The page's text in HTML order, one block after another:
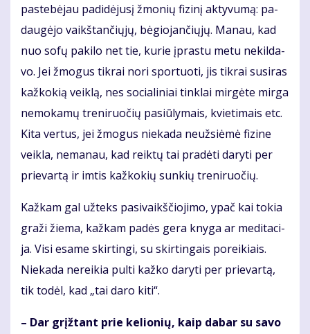
pa­ste­bė­jau pa­di­dė­ju­sį žmo­nių fi­zi­nį ak­ty­vu­mą: pa­
dau­gė­jo vaikš­tan­čių­jų, bė­gio­jan­čių­jų. Ma­nau, kad
nuo so­fų pa­ki­lo net tie, ku­rie įpras­tu me­tu ne­kil­da­
vo. Jei žmo­gus tik­rai no­ri spor­tuo­ti, jis tik­rai su­si­ras
kaž­ko­kią veik­lą, nes so­cia­li­niai tin­klai mir­gė­te mir­ga
ne­mo­ka­mų tre­ni­ruo­čių pa­siū­ly­mais, kvie­ti­mais etc.
Ki­ta ver­tus, jei žmo­gus nie­ka­da ne­už­si­ė­mė fi­zi­ne
veik­la, ne­ma­nau, kad reik­tų tai pra­dė­ti da­ry­ti per
prie­var­tą ir im­tis kaž­ko­kių sun­kių tre­ni­ruo­čių.
Kaž­kam gal už­teks pa­si­vaikš­čio­ji­mo, ypač kai to­kia
gra­ži žie­ma, kaž­kam pa­dės ge­ra kny­ga ar me­di­ta­ci­
ja. Vi­si esa­me skir­tin­gi, su skir­tin­gais po­rei­kiais.
Nie­ka­da ne­rei­kia pul­ti kaž­ko da­ry­ti per prie­var­tą,
tik to­dėl, kad „tai da­ro ki­ti“.
– Dar grįž­tant prie ke­lio­nių, kaip da­bar su sa­vo